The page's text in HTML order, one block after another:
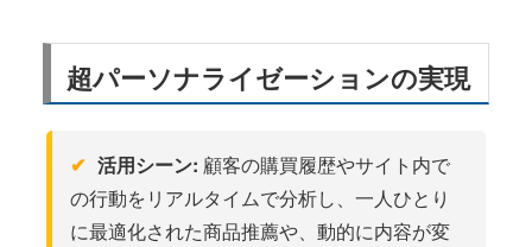
超パーソナライゼーションの実現
活用シーン: 顧客の購買履歴やサイト内で
の行動をリアルタイムで分析し、一人ひとり
に最適化された商品推薦や、動的に内容が変